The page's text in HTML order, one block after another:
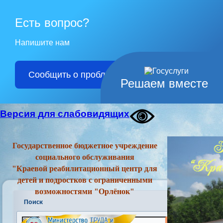
Решаем вместе
Есть вопрос?
Напишите нам
Сообщить о проблеме
Версия для слабовидящих
Государственное бюджетное учреждение
социального обслуживания
"Краевой реабилитационный центр для
детей и подростков с ограниченными
возможностями "Орлёнок"
Поиск